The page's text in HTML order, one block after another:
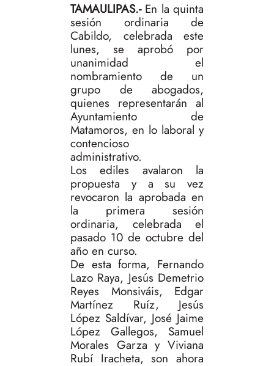
TAMAULIPAS.- En la quinta
sesión ordinaria de
Cabildo, celebrada este
lunes, se aprobó por
unanimidad el
nombramiento de un
grupo de abogados,
quienes representarán al
Ayuntamiento de
Matamoros, en lo laboral y
contencioso
administrativo.
Los ediles avalaron la
propuesta y a su vez
revocaron la aprobada en
la primera sesión
ordinaria, celebrada el
pasado 10 de octubre del
año en curso.
De esta forma, Fernando
Lazo Raya, Jesús Demetrio
Reyes Monsiváis, Edgar
Martínez Ruíz, Jesús
López Saldívar, José Jaime
López Gallegos, Samuel
Morales Garza y Viviana
Rubí Iracheta, son ahora